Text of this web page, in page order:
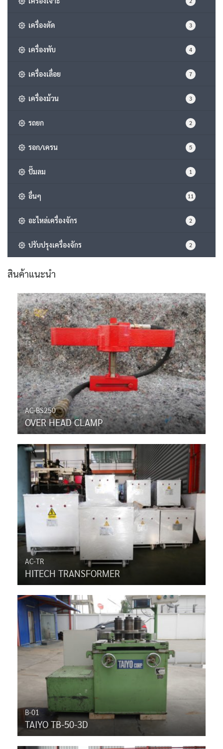
เครื่องตัด 3
เครื่องพับ 4
เครื่องเลื่อย 7
เครื่องม้วน 3
รถยก 2
รอก/เครน 5
ปั๊มลม 1
อื่นๆ 11
อะไหล่เครื่องจักร 2
ปรับปรุงเครื่องจักร 2
สินค้าแนะนำ
AC-BS250
OVER HEAD CLAMP
AC-TR
HITECH TRANSFORMER
B-01
TAIYO TB-50-3D